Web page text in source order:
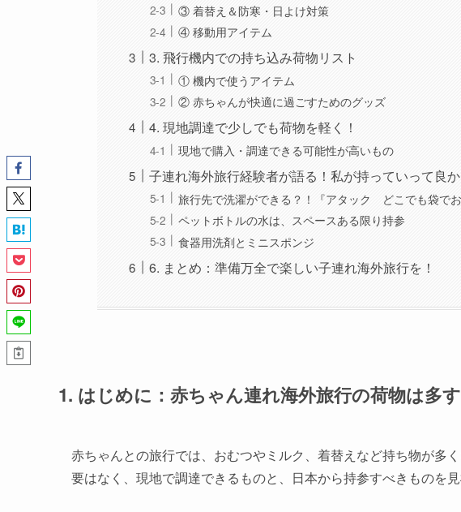
③ 着替え＆防寒・日よけ対策
④ 移動用アイテム
3. 飛行機内での持ち込み荷物リスト
① 機内で使うアイテム
② 赤ちゃんが快適に過ごすためのグッズ
4. 現地調達で少しでも荷物を軽く！
現地で購入・調達できる可能性が高いもの
子連れ海外旅行経験者が語る！私が持っていって良
旅行先で洗濯ができる？！『アタック どこでも袋でお
ペットボトルの水は、スペースある限り持参
食器用洗剤とミニスポンジ
6. まとめ：準備万全で楽しい子連れ海外旅行を！
1. はじめに：赤ちゃん連れ海外旅行の荷物は多
赤ちゃんとの旅行では、おむつやミルク、着替えなど持ち物が多
要はなく、現地で調達できるものと、日本から持参すべきものを見